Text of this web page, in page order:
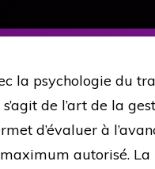
la psychologie du
de l’art de la
d’évaluer à
autorisé.